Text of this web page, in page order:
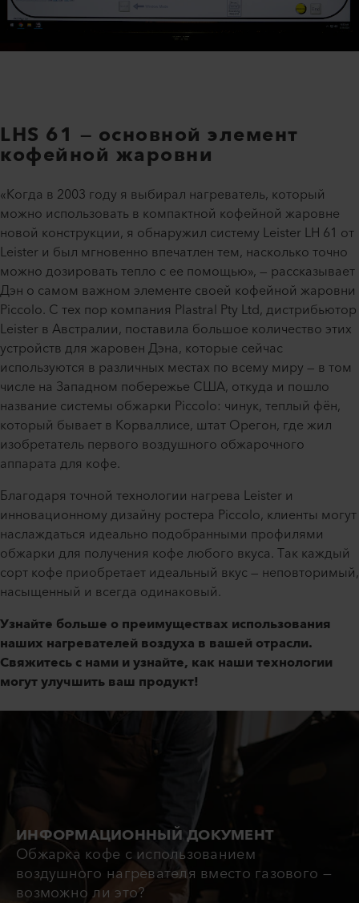
LHS 61 — основной элемент
кофейной жаровни
«Когда в 2003 году я выбирал нагреватель, который
можно использовать в компактной кофейной жаровне
новой конструкции, я обнаружил систему Leister LH 61 от
Leister и был мгновенно впечатлен тем, насколько точно
можно дозировать тепло с ее помощью», — рассказывает
Дэн о самом важном элементе своей кофейной жаровни
Piccolo. С тех пор компания Plastral Pty Ltd, дистрибьютор
Leister в Австралии, поставила большое количество этих
устройств для жаровен Дэна, которые сейчас
используются в различных местах по всему миру — в том
числе на Западном побережье США, откуда и пошло
название системы обжарки Piccolo: чинук, теплый фён,
который бывает в Корваллисе, штат Орегон, где жил
изобретатель первого воздушного обжарочного
аппарата для кофе.
Благодаря точной технологии нагрева Leister и
инновационному дизайну ростера Piccolo, клиенты могут
наслаждаться идеально подобранными профилями
обжарки для получения кофе любого вкуса. Так каждый
сорт кофе приобретает идеальный вкус — неповторимый,
насыщенный и всегда одинаковый.
Узнайте больше о преимуществах использования
наших нагревателей воздуха в вашей отрасли.
Свяжитесь с нами и узнайте, как наши технологии
могут улучшить ваш продукт!
ИНФОРМАЦИОННЫЙ ДОКУМЕНТ
Обжарка кофе с использованием
воздушного нагревателя вместо газового —
возможно ли это?